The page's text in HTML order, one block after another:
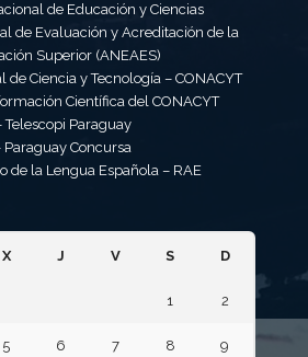
de Educación y Ciencias
de Evaluación y Acreditación de la
Superior (ANEAES)
de Ciencia y Tecnología – CONACYT
Científica del CONACYT
Telescopi Paraguay
Paraguay Concursa
de la Lengua Española – RAE
X J V S D
1 2
5 6 7 8 9